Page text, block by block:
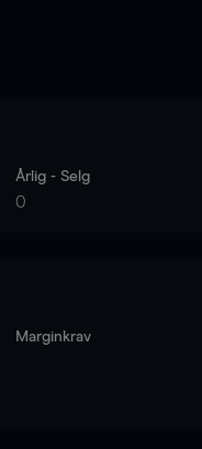
Årlig - Selg
0
Marginkrav